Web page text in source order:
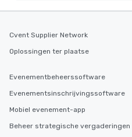
Cvent Supplier Network
Oplossingen ter plaatse
Evenementbeheerssoftware
Evenementsinschrijvingssoftware
Mobiel evenement-app
Beheer strategische vergaderingen